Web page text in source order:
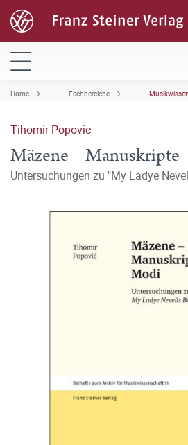
Home Fachbereiche
Tihomir Popovic
Mäzene – Manuskripte
Untersuchungen zu "My Ladye